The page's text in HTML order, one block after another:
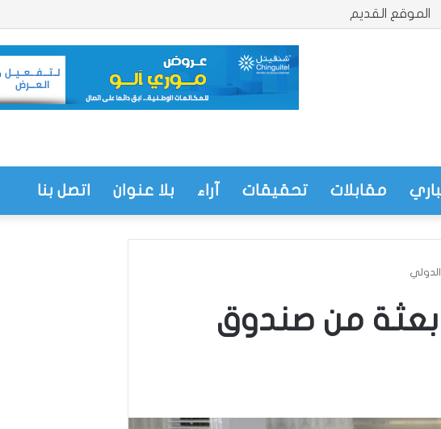
الموقع القديم
مقابلات تحقيقات آراء بلا عنوان اتصل بنا
بعثة من صندوق